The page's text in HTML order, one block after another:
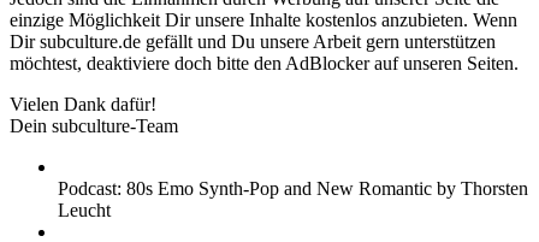
einzige Möglichkeit Dir unsere Inhalte kostenlos anzubieten. Wenn
Dir subculture.de gefällt und Du unsere Arbeit gern unterstützen
möchtest, deaktiviere doch bitte den AdBlocker auf unseren Seiten.
Vielen Dank dafür!
Dein subculture-Team
Podcast: 80s Emo Synth-Pop and New Romantic by Thorsten
Leucht